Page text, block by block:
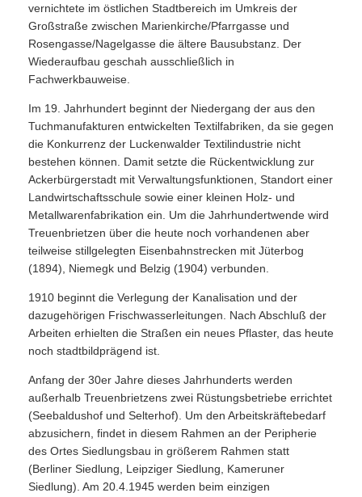
vernichtete im östlichen Stadtbereich im Umkreis der
Großstraße zwischen Marienkirche/Pfarrgasse und
Rosengasse/Nagelgasse die ältere Bausubstanz. Der
Wiederaufbau geschah ausschließlich in
Fachwerkbauweise.
Im 19. Jahrhundert beginnt der Niedergang der aus den
Tuchmanufakturen entwickelten Textilfabriken, da sie gegen
die Konkurrenz der Luckenwalder Textilindustrie nicht
bestehen können. Damit setzte die Rückentwicklung zur
Ackerbürgerstadt mit Verwaltungsfunktionen, Standort einer
Landwirtschaftsschule sowie einer kleinen Holz- und
Metallwarenfabrikation ein. Um die Jahrhundertwende wird
Treuenbrietzen über die heute noch vorhandenen aber
teilweise stillgelegten Eisenbahnstrecken mit Jüterbog
(1894), Niemegk und Belzig (1904) verbunden.
1910 beginnt die Verlegung der Kanalisation und der
dazugehörigen Frischwasserleitungen. Nach Abschluß der
Arbeiten erhielten die Straßen ein neues Pflaster, das heute
noch stadtbildprägend ist.
Anfang der 30er Jahre dieses Jahrhunderts werden
außerhalb Treuenbrietzens zwei Rüstungsbetriebe errichtet
(Seebaldushof und Selterhof). Um den Arbeitskräftebedarf
abzusichern, findet in diesem Rahmen an der Peripherie
des Ortes Siedlungsbau in größerem Rahmen statt
(Berliner Siedlung, Leipziger Siedlung, Kameruner
Siedlung). Am 20.4.1945 werden beim einzigen